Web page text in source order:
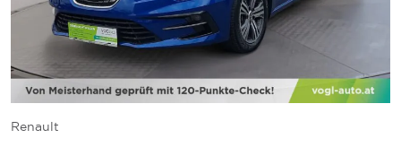
Renault